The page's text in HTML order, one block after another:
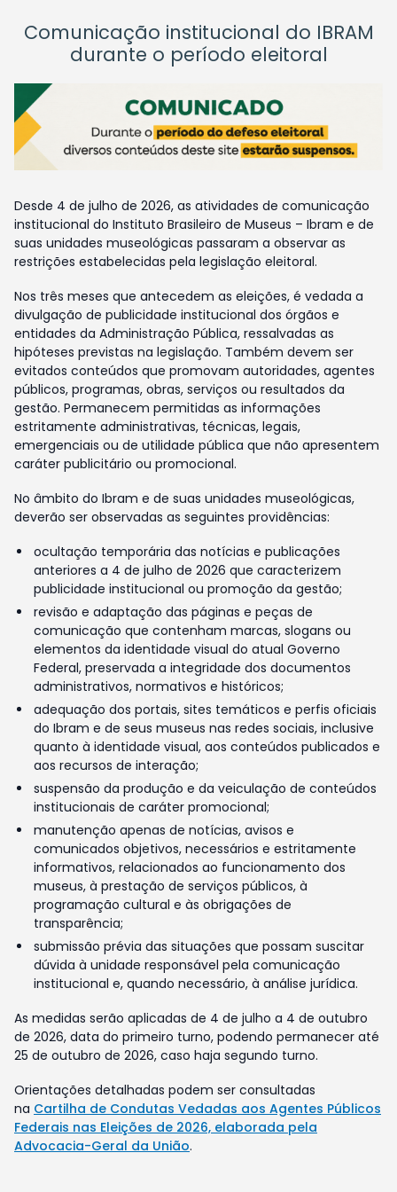
Comunicação institucional do IBRAM
durante o período eleitoral
Desde 4 de julho de 2026, as atividades de comunicação
institucional do Instituto Brasileiro de Museus – Ibram e de
suas unidades museológicas passaram a observar as
restrições estabelecidas pela legislação eleitoral.
Nos três meses que antecedem as eleições, é vedada a
divulgação de publicidade institucional dos órgãos e
entidades da Administração Pública, ressalvadas as
hipóteses previstas na legislação. Também devem ser
evitados conteúdos que promovam autoridades, agentes
públicos, programas, obras, serviços ou resultados da
gestão. Permanecem permitidas as informações
estritamente administrativas, técnicas, legais,
emergenciais ou de utilidade pública que não apresentem
caráter publicitário ou promocional.
No âmbito do Ibram e de suas unidades museológicas,
deverão ser observadas as seguintes providências:
ocultação temporária das notícias e publicações
anteriores a 4 de julho de 2026 que caracterizem
publicidade institucional ou promoção da gestão;
revisão e adaptação das páginas e peças de
comunicação que contenham marcas, slogans ou
elementos da identidade visual do atual Governo
Federal, preservada a integridade dos documentos
administrativos, normativos e históricos;
adequação dos portais, sites temáticos e perfis oficiais
do Ibram e de seus museus nas redes sociais, inclusive
quanto à identidade visual, aos conteúdos publicados e
aos recursos de interação;
suspensão da produção e da veiculação de conteúdos
institucionais de caráter promocional;
manutenção apenas de notícias, avisos e
comunicados objetivos, necessários e estritamente
informativos, relacionados ao funcionamento dos
museus, à prestação de serviços públicos, à
programação cultural e às obrigações de
transparência;
submissão prévia das situações que possam suscitar
dúvida à unidade responsável pela comunicação
institucional e, quando necessário, à análise jurídica.
As medidas serão aplicadas de 4 de julho a 4 de outubro
de 2026, data do primeiro turno, podendo permanecer até
25 de outubro de 2026, caso haja segundo turno.
Orientações detalhadas podem ser consultadas
na Cartilha de Condutas Vedadas aos Agentes Públicos
Federais nas Eleições de 2026, elaborada pela
Advocacia-Geral da União.